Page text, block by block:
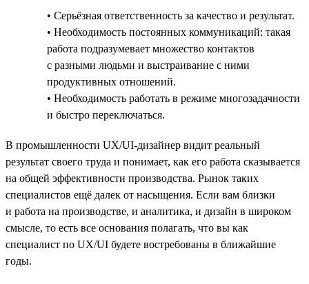
• Серьёзная ответственность за качество и результат.
• Необходимость постоянных коммуникаций: такая
работа подразумевает множество контактов
с разными людьми и выстраивание с ними
продуктивных отношений.
• Необходимость работать в режиме многозадачности
и быстро переключаться.
В промышленности UX/UI-дизайнер видит реальный
результат своего труда и понимает, как его работа сказывается
на общей эффективности производства. Рынок таких
специалистов ещё далек от насыщения. Если вам близки
и работа на производстве, и аналитика, и дизайн в широком
смысле, то есть все основания полагать, что вы как
специалист по UX/UI будете востребованы в ближайшие
годы.